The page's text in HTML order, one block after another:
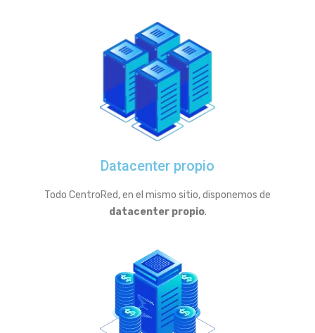
Datacenter propio
Todo CentroRed, en el mismo sitio, disponemos de
datacenter propio.